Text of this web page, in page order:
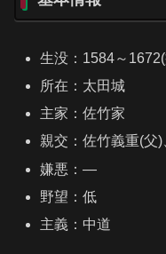
生没：1584～
所在：太田城
主家：佐竹家
親交：佐竹義重(父
嫌悪：―
野望：低
主義：中道